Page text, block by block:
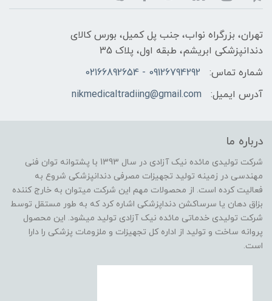
تهران، بزرگراه نواب، جنب پل کمیل، بورس کالای
دندانپزشکی ابریشم، طبقه اول، پلاک 35
شماره تماس:
09126794292 - 02166892654
آدرس ایمیل:
nikmedicaltradiing@gmail.com
درباره ما
شرکت تولیدی مائده نیک آزادی در سال 1393 با پشتوانه توان فنی
مهندسی در زمینه تولید تجهیزات مصرفی دندانپزشکی شروع به
فعالیت کرده است. از محصولات مهم این شرکت میتوان به خارج کننده
بزاق دهان یا سرساکشن دنداپزشکی اشاره کرد که به طور مستقل توسط
شرکت تولیدی خدماتی مائده نیک آزادی تولید میشود. این محصول
پروانه ساخت و تولید از اداره کل تجهیزات و ملزومات پزشکی را دارا
است.